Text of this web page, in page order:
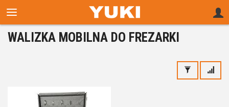
WALIZKA MOBILNA DO FREZARKI